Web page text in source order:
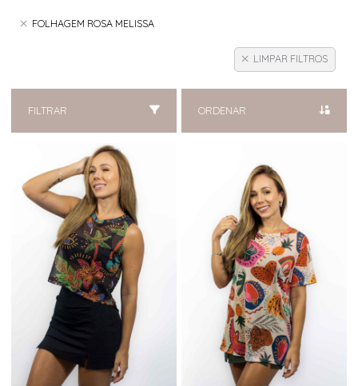
FOLHAGEM ROSA MELISSA
LIMPAR FILTROS
FILTRAR ORDENAR